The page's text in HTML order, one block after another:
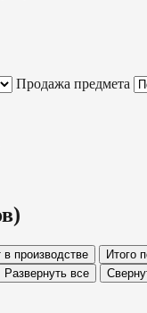
Продажа предмета
в производстве Итого
Развернуть все